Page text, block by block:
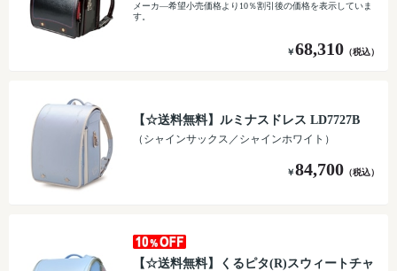
メーカ―希望小売価格より10％割引後の価格を表示していま
す。
￥68,310 （税込）
【☆送料無料】ルミナスドレス LD7727B
（シャインサックス／シャインホワイト）
￥84,700 （税込）
【☆送料無料】くるピタ(R)スウィートチャ